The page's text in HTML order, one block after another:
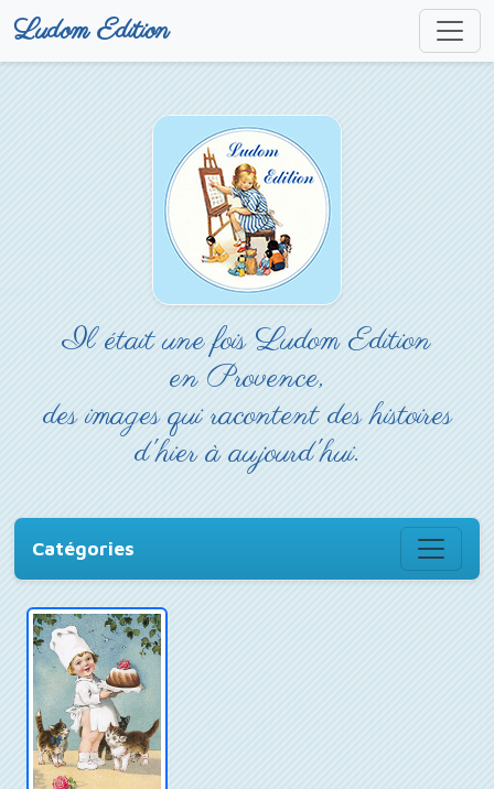
Ludom Edition
Il était une fois Ludom Edition
en Provence,
des images qui racontent des histoires
d'hier à aujourd'hui.
Catégories